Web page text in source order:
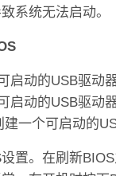
系统无法启动。
启动的USB驱动
启动的USB驱动
一个可启动的
置。在刷新